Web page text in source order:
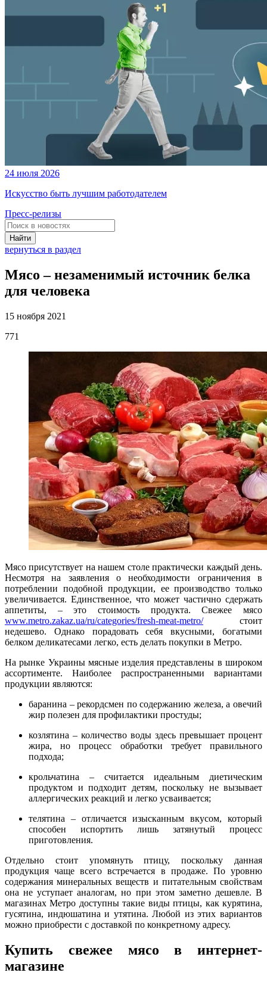
24 июля 2026
Искусство быть лучшим работодателем
Пресс-релизы
Найти
вернуться в раздел
Мясо – незаменимый источник белка
для человека
15 ноября 2021
771
Мясо присутствует на нашем столе практически каждый день.
Несмотря на заявления о необходимости ограничения в
потреблении подобной продукции, ее производство только
увеличивается. Единственное, что может частично сдержать
аппетиты, – это стоимость продукта. Свежее мясо
www.metro.zakaz.ua/ru/categories/fresh-meat-metro/стоит
недешево. Однако порадовать себя вкусными, богатыми
белком деликатесами легко, есть делать покупки в Метро.
На рынке Украины мясные изделия представлены в широком
ассортименте. Наиболее распространенными вариантами
продукции являются:
баранина – рекордсмен по содержанию железа, а овечий
жир полезен для профилактики простуды;
козлятина – количество воды здесь превышает процент
жира, но процесс обработки требует правильного
подхода;
крольчатина – считается идеальным диетическим
продуктом и подходит детям, поскольку не вызывает
аллергических реакций и легко усваивается;
телятина – отличается изысканным вкусом, который
способен испортить лишь затянутый процесс
приготовления.
Отдельно стоит упомянуть птицу, поскольку данная
продукция чаще всего встречается в продаже. По уровню
содержания минеральных веществ и питательным свойствам
она не уступает аналогам, но при этом заметно дешевле. В
магазинах Метро доступны такие виды птицы, как курятина,
гусятина, индюшатина и утятина. Любой из этих вариантов
можно приобрести с доставкой по конкретному адресу.
Купить свежее мясо в интернет-
магазине